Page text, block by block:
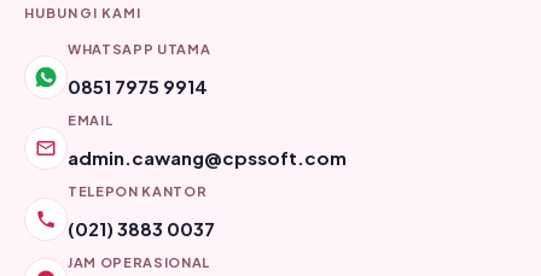
HUBUNGI KAMI
WHATSAPP UTAMA
0851 7975 9914
EMAIL
admin.cawang@cpssoft.com
TELEPON KANTOR
(021) 3883 0037
JAM OPERASIONAL